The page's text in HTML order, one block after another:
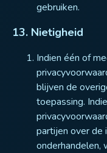
gebruiken.
13. Nietigheid
Indien één of
blijven de
toepassing.
partijen over de
onderhandelen,